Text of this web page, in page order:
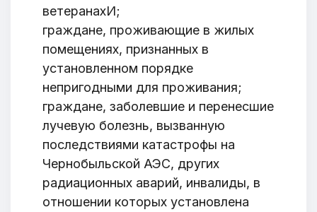
ветеранахИ;
граждане, проживающие в жилых
помещениях, признанных в
установленном порядке
непригодными для проживания;
граждане, заболевшие и перенесшие
лучевую болезнь, вызванную
последствиями катастрофы на
Чернобыльской АЭС, других
радиационных аварий, инвалиды, в
отношении которых установлена